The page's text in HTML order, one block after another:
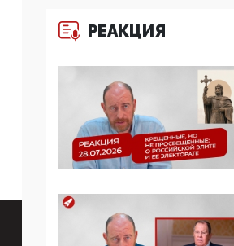
ценности и немного
двоемыслия
11:53, 09 Июня 2026
Прокуратура наконец
увидела
экстремистскую
деятельность ИИТО
цифроглобалисты
продолжают
определять повестку в
РЕАКЦИЯ